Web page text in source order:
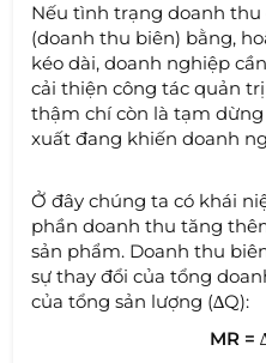
Nếu tình trạng doanh
(doanh thu biên) bằng,
kéo dài, doanh nghiệp
cải thiện công tác quản
thậm chí còn là tạm dừng
xuất đang khiến doanh
Ở đây chúng ta có khái
phần doanh thu tăng
sản phẩm. Doanh thu
sự thay đổi của tổng
của tổng sản lượng (∆Q):
MR =